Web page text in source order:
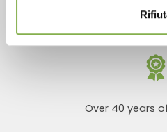
Over 40 years